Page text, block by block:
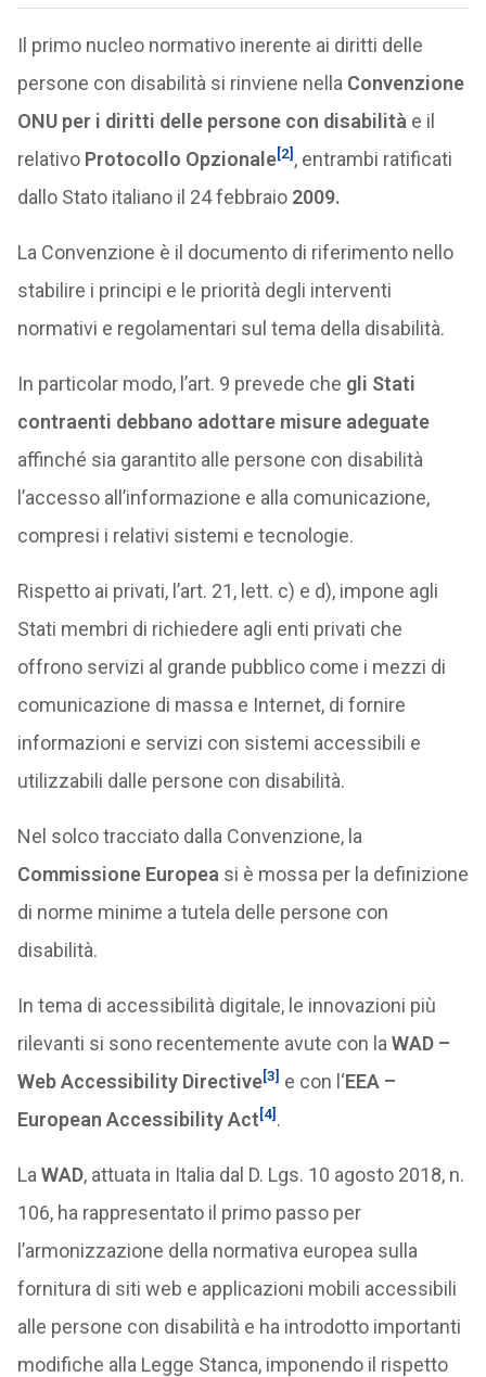
Il primo nucleo normativo inerente ai diritti delle
persone con disabilità si rinviene nella Convenzione
ONU per i diritti delle persone con disabilità e il
relativo Protocollo Opzionale[2] , entrambi ratificati
dallo Stato italiano il 24 febbraio 2009.
La Convenzione è il documento di riferimento nello
stabilire i principi e le priorità degli interventi
normativi e regolamentari sul tema della disabilità.
In particolar modo, l’art. 9 prevede che gli Stati
contraenti debbano adottare misure adeguate
affinché sia garantito alle persone con disabilità
l’accesso all’informazione e alla comunicazione,
compresi i relativi sistemi e tecnologie.
Rispetto ai privati, l’art. 21, lett. c) e d), impone agli
Stati membri di richiedere agli enti privati che
offrono servizi al grande pubblico come i mezzi di
comunicazione di massa e Internet, di fornire
informazioni e servizi con sistemi accessibili e
utilizzabili dalle persone con disabilità.
Nel solco tracciato dalla Convenzione, la
Commissione Europea si è mossa per la definizione
di norme minime a tutela delle persone con
disabilità.
In tema di accessibilità digitale, le innovazioni più
rilevanti si sono recentemente avute con la WAD –
Web Accessibility Directive[3] e con l‘EEA –
European Accessibility Act[4] .
La WAD, attuata in Italia dal D. Lgs. 10 agosto 2018, n.
106, ha rappresentato il primo passo per
l’armonizzazione della normativa europea sulla
fornitura di siti web e applicazioni mobili accessibili
alle persone con disabilità e ha introdotto importanti
modifiche alla Legge Stanca, imponendo il rispetto